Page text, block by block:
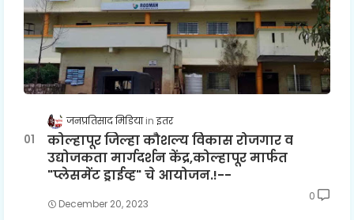
जनप्रतिसाद मिडिया इतर
कोल्हापूर जिल्हा कौशल्य विकास रोजगार व
उद्योजकता मार्गदर्शन केंद्र,कोल्हापूर मार्फत
"प्लेसमेंट ड्राईव्ह" चे आयोजन.!--
December 20, 2023
0